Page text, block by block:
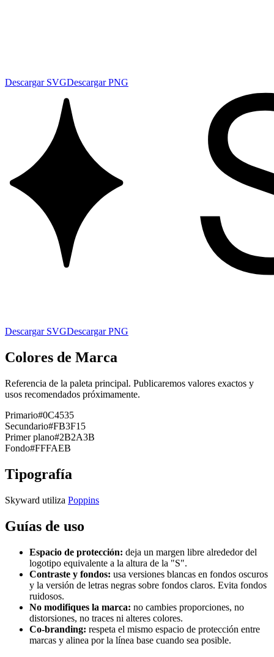
Descargar SVGDescargar PNG
Descargar SVGDescargar PNG
Colores de Marca
Referencia de la paleta principal. Publicaremos valores exactos y
usos recomendados próximamente.
Primario#0C4535
Secundario#FB3F15
Primer plano#2B2A3B
Fondo#FFFAEB
Tipografía
Skyward utiliza Poppins
Guías de uso
Espacio de protección: deja un margen libre alrededor del
logotipo equivalente a la altura de la "S".
Contraste y fondos: usa versiones blancas en fondos oscuros
y la versión de letras negras sobre fondos claros. Evita fondos
ruidosos.
No modifiques la marca: no cambies proporciones, no
distorsiones, no traces ni alteres colores.
Co‑branding: respeta el mismo espacio de protección entre
marcas y alinea por la línea base cuando sea posible.